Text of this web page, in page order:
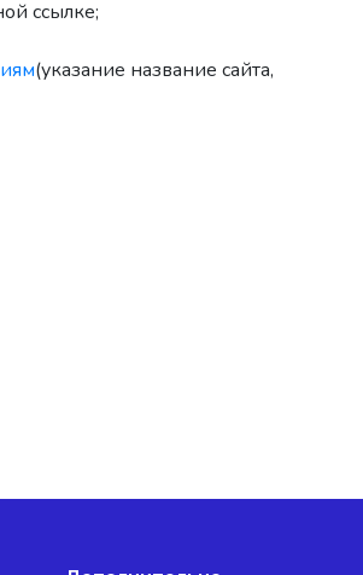
ссылке;
(указание название сайта,